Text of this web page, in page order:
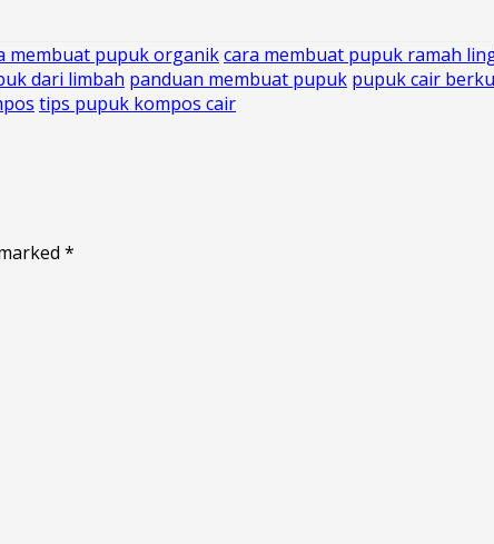
membuat pupuk organikcara membuat pupuk ramah
dari limbah panduan membuat pupuk pupuk cair
tips pupuk kompos cair
*